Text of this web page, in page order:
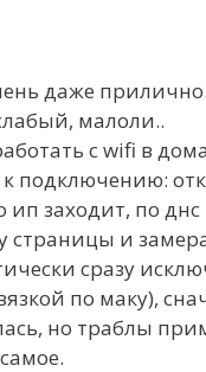
даже
малоли..
с wifi в
подключению:
заходит, по днс
страницы и
сразу
по маку),
но траблы